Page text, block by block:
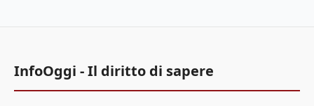
InfoOggi - Il diritto di sapere